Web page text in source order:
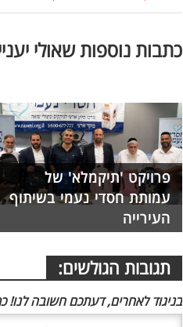
כתבות נוספות שאולי
פרויקט 'תיקמלא' של
עמותת חסדי נעמי בשיתוף
העירייה
תגובות הגולשים:
בניגוד לאחרים, דעתכם חשובה לנו!